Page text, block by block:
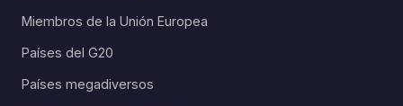
Miembros de la Unión Europea
Países del G20
Países megadiversos